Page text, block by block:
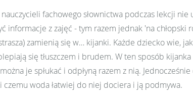
fachowego słownictwa podczas lekcji nie
informacje z zajęć - tym razem jednak 'na chłopski
zamienią się w… kijanki. Każde dziecko wie,
się tłuszczem i brudem. W ten sposób kijanka
je spłukać i odpłyną razem z nią.
woda łatwiej do niej dociera i ją podmywa.